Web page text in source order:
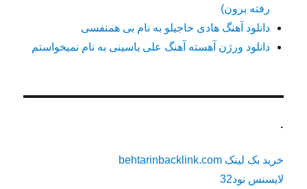
رفته برون)
دانلود آهنگ هادی حاجیلو به نام بی همنفسی
دانلود ورژن آهسته آهنگ علی یاسینی به نام نمیخواستم
.
خرید بک لینک behtarinbacklink.com
لایسنس نود32